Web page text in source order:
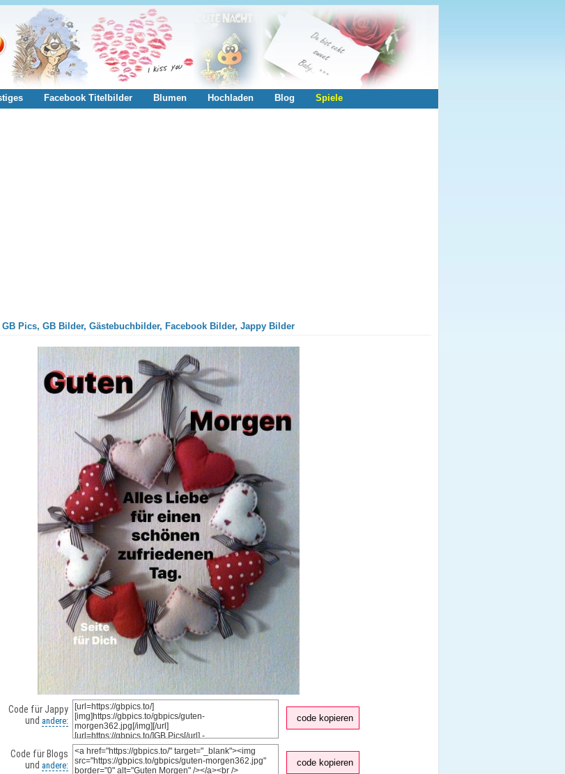
Facebook Titelbilder Blumen Hochladen Blog Spiele
GB Pics, GB Bilder, Gästebuchbilder, Facebook Bilder, Jappy Bilder
Code für Jappy
und andere: code kopieren
Code für Blogs
und andere: code kopieren